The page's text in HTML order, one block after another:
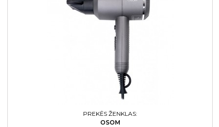
PREKĖS ŽENKLAS:
OSOM